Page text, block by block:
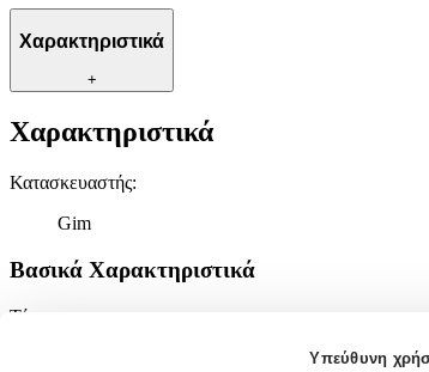
Υπεύθυνη
Χαρακτηριστικά
+
Χαρακτηριστικά
Κατασκευαστής:
Gim
Βασικά Χαρακτηριστικά
Τύπος